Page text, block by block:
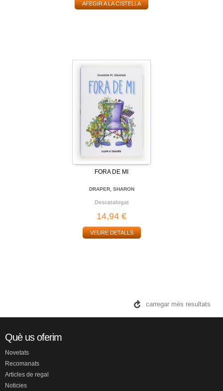
AFEGIR A LA CISTELLA
FORA DE MI
DRAPER, SHARON
Descatalogat
14,94 €
VEURE DETALLS
carregar més resultats
Què us oferim
Novetats
Recomanats
Articles de regal
Noticies